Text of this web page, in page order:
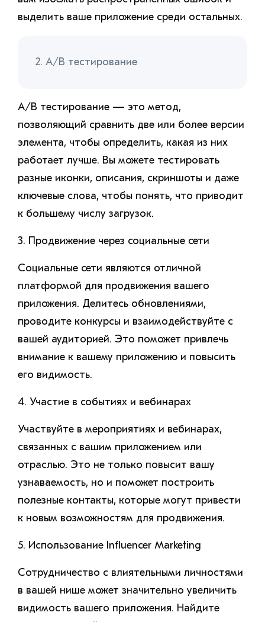
выделить ваше приложение среди остальных.
2. A/B тестирование
A/B тестирование — это метод,
позволяющий сравнить две или более версии
элемента, чтобы определить, какая из них
работает лучше. Вы можете тестировать
разные иконки, описания, скриншоты и даже
ключевые слова, чтобы понять, что приводит
к большему числу загрузок.
3. Продвижение через социальные сети
Социальные сети являются отличной
платформой для продвижения вашего
приложения. Делитесь обновлениями,
проводите конкурсы и взаимодействуйте с
вашей аудиторией. Это поможет привлечь
внимание к вашему приложению и повысить
его видимость.
4. Участие в событиях и вебинарах
Участвуйте в мероприятиях и вебинарах,
связанных с вашим приложением или
отраслью. Это не только повысит вашу
узнаваемость, но и поможет построить
полезные контакты, которые могут привести
к новым возможностям для продвижения.
5. Использование Influencer Marketing
Сотрудничество с влиятельными личностями
в вашей нише может значительно увеличить
видимость вашего приложения. Найдите